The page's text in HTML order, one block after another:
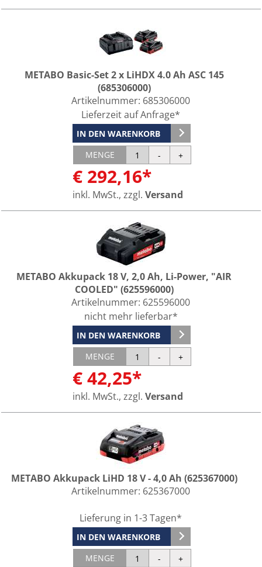
METABO Basic-Set 2 x LiHDX 4.0 Ah ASC 145
(685306000)
Artikelnummer: 685306000
Lieferzeit auf Anfrage*
IN DEN WARENKORB
MENGE
€ 292,16*
inkl. MwSt., zzgl. Versand
METABO Akkupack 18 V, 2,0 Ah, Li-Power, "AIR
COOLED" (625596000)
Artikelnummer: 625596000
nicht mehr lieferbar*
IN DEN WARENKORB
MENGE
€ 42,25*
inkl. MwSt., zzgl. Versand
METABO Akkupack LiHD 18 V - 4,0 Ah (625367000)
Artikelnummer: 625367000
Lieferung in 1-3 Tagen*
IN DEN WARENKORB
MENGE